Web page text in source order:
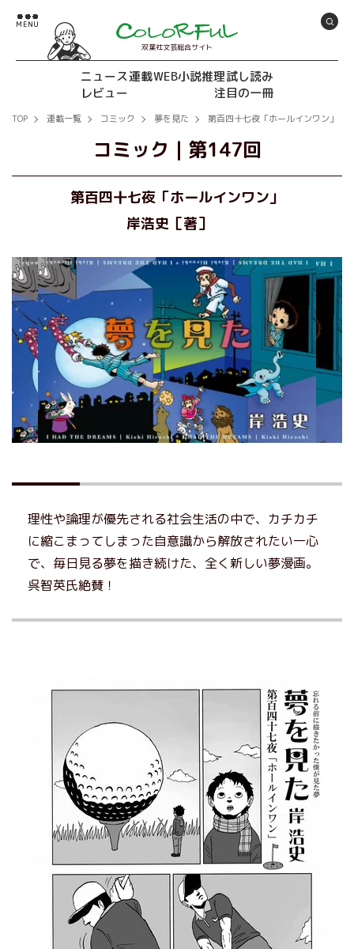
双葉社文芸総合サイト
ニュース連載WEB小説推理試し読み
レビュー
注目の一冊
TOP 連載一覧 コミック 夢を見た 第百四十七夜「ホールインワン」
コミック ｜ 第147回
第百四十七夜「ホールインワン」
岸浩史［著］
理性や論理が優先される社会生活の中で、カチカチ
に縮こまってしまった自意識から解放されたい一心
で、毎日見る夢を描き続けた、全く新しい夢漫画。
呉智英氏絶賛！